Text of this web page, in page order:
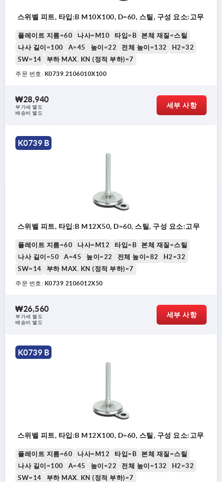
스위벨 피트, 타입:B M10X100, D=60, 스틸, 구성 요소:고무
플레이트 지름=60 나사=M10 타입=B
본체 재질=스틸
나사 길이=100
A=45 높이=22 전체 높이=132
H2=32
SW=14
부하 MAX. KN (정적 부하)=7
주문 번호: K0739.2106010X100
₩28,940
부가세 별도
배송비 별도
세부 사항
K0739 B
스위벨 피트, 타입:B M12X50, D=60, 스틸, 구성 요소:고무
플레이트 지름=60 나사=M12 타입=B
본체 재질=스틸
나사 길이=50
A=45 높이=22 전체 높이=82
H2=32
SW=14
부하 MAX. KN (정적 부하)=7
주문 번호: K0739.2106012X50
₩26,560
부가세 별도
배송비 별도
세부 사항
K0739 B
스위벨 피트, 타입:B M12X100, D=60, 스틸, 구성 요소:고무
플레이트 지름=60 나사=M12 타입=B
본체 재질=스틸
나사 길이=100
A=45 높이=22 전체 높이=132
H2=32
SW=14
부하 MAX. KN (정적 부하)=7